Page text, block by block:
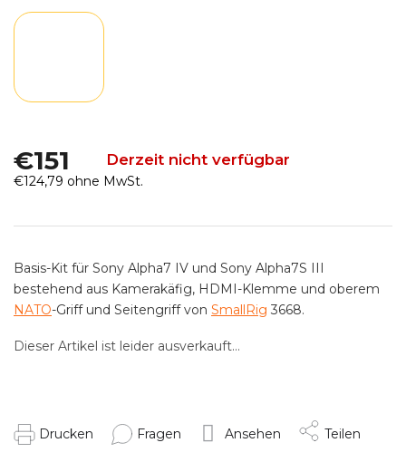
€151 Derzeit nicht verfügbar
€124,79 ohne MwSt.
Dieser Artikel ist leider ausverkauft…
Basis-Kit für Sony Alpha7 IV und Sony Alpha7S III
bestehend aus Kamerakäfig, HDMI-Klemme und oberem
NATO-Griff und Seitengriff von SmallRig 3668.
Drucken Fragen Ansehen Teilen